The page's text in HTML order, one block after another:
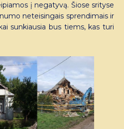
į negatyvą. Šiose srityse
neteisingais sprendimais ir
sunkiausia bus tiems, kas turi